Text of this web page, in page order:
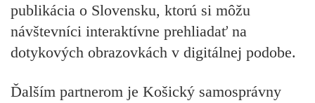
publikácia o Slovensku, ktorú si môžu
návštevníci interaktívne prehliadať na
dotykových obrazovkách v digitálnej podobe.
Ďalším partnerom je Košický samosprávny